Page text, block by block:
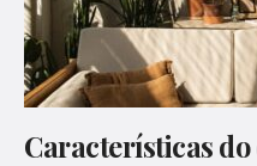
Características